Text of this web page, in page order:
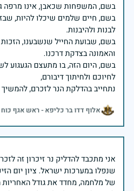
בשם, חיים שלמים שיכלו להיות,
בשם, שבועת החייל שנשבענו, הזכות
בשם, היום הזה, בו מתעצם הגעגוע
נתחייב בהדלקת הנר לזכרם,
אלוף דדו בר כליפא - ראש אגף
אני מתכבד להדליק נר זיכרון זה
שנפלו במערכות ישראל. ציון יום
של מלחמה, מחדד את גודל האחריות